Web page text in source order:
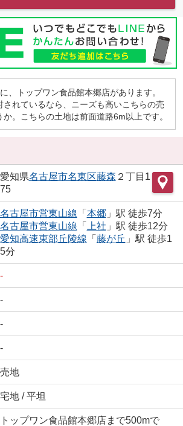
、トップワン食品館本郷店があります。
されているなら、ニーズも高いこちらの売
。こちらの土地は前面道路6m以上です。
愛知県名古屋市名東区藤森 ２丁目1
75
名古屋市営東山線 「 本郷」駅 徒歩7分
名古屋市営東山線 「 上社 」駅 徒歩12分
愛知高速東部丘陵線 「 藤が丘 」駅 徒歩1
5分
-
-
-
-
売地
宅地 / 平坦
トップワン食品館本郷店まで500mで